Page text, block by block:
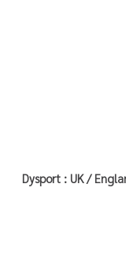
Dysport : UK /